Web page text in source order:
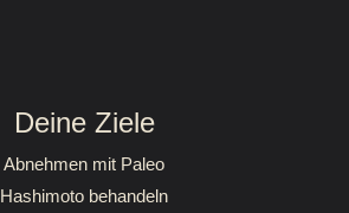
Deine Ziele
Abnehmen mit Paleo
Hashimoto behandeln